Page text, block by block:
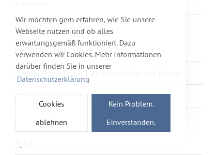
Wir möchten gern erfahren, wie Sie unsere
Webseite nutzen und ob alles
erwartungsgemäß funktioniert. Dazu
verwenden wir Cookies. Mehr Informationen
darüber finden Sie in unserer
Datenschutzerklärung
Cookies
ablehnen
Kein Problem.
Einverstanden.
Auszeit
Autobahn Ost
Away we go – Auf nach Irgendwo
Axolotl Overkill